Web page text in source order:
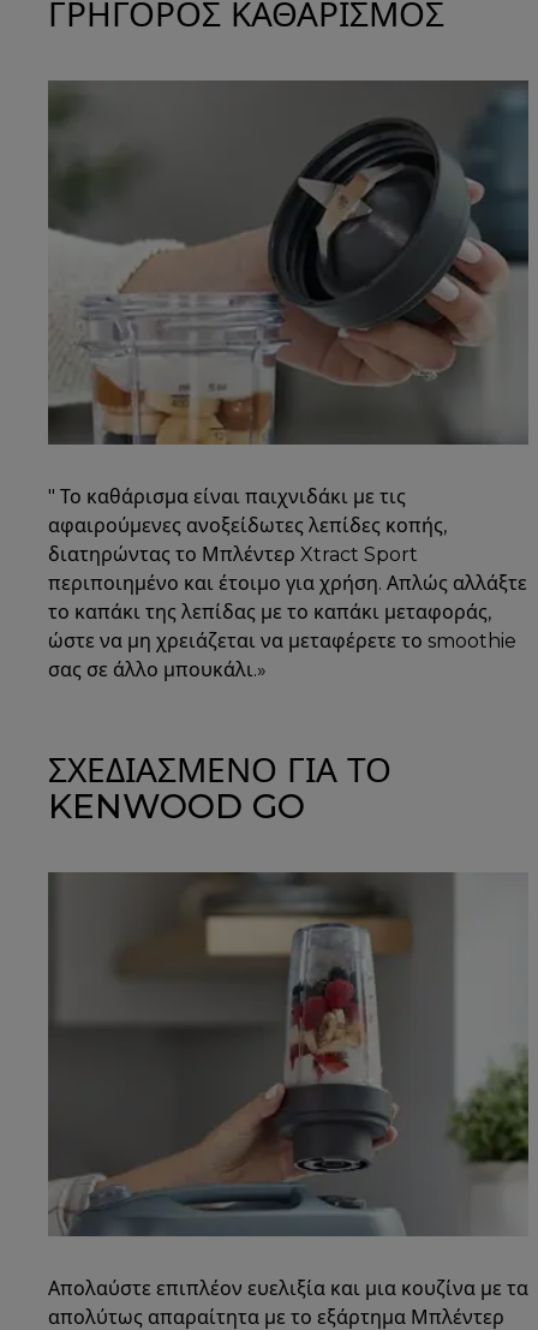
ΓΡΗΓΟΡΟΣ ΚΑΘΑΡΙΣΜΟΣ
" Το καθάρισμα είναι παιχνιδάκι με τις
αφαιρούμενες ανοξείδωτες λεπίδες κοπής,
διατηρώντας το Μπλέντερ Xtract Sport
περιποιημένο και έτοιμο για χρήση. Απλώς αλλάξτε
το καπάκι της λεπίδας με το καπάκι μεταφοράς,
ώστε να μη χρειάζεται να μεταφέρετε το smoothie
σας σε άλλο μπουκάλι.»
ΣΧΕΔΙΑΣΜΕΝΟ ΓΙΑ ΤΟ
KENWOOD GO
Απολαύστε επιπλέον ευελιξία και μια κουζίνα με τα
απολύτως απαραίτητα με το εξάρτημα Μπλέντερ